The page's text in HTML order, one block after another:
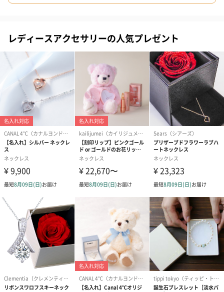
誕生日や結婚祝い・出産祝いなど、様々なシーンのメッセージカ
ードを同梱します。
メッセージカードや封筒のデザインは一部変更する場合がありま
す。
写真付きメッセージカ
ード（680円）
写真付きメッセージカ
ード（Thank you）ピ
ンク（680円）
【誕生日】
Birthday ホワ
刷なし）（
ラッピング
ギフトラッピングを施してお届けします。
レディースアクセサリーの人気プレゼント